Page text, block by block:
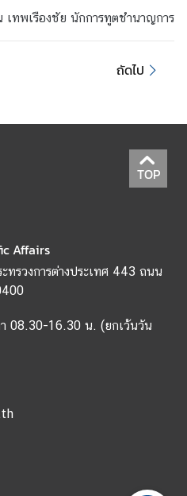
ทพเรืองชัย นักการทูตชำนาญการ
ถัดไป
TOP
Affairs
รวงการต่างประเทศ 443 ถนน
08.30-16.30 น. (ยกเว้นวัน